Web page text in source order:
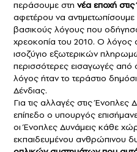
περάσουμε στη νέα εποχή
αφετέρου να
βασικούς λόγους που
χρεοκοπία του 2010. Ο λόγος
ισοζύγιο εξωτερικών
περισσότερες εισαγωγές
λόγος ήταν το τεράστιο
Δένδιας.
Για τις αλλαγές στις Ένοπλες
επίπεδο ο υπουργός
οι Ένοπλες Δυνάμεις κάθε
εκπαιδευμένου ανθρώπινου